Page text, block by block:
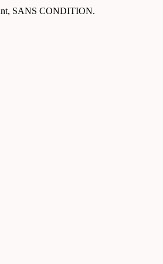
SANS CONDITION.